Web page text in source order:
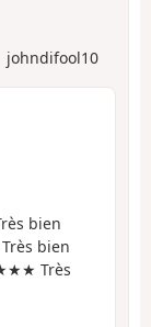
johndifool10
bien
bien
Très